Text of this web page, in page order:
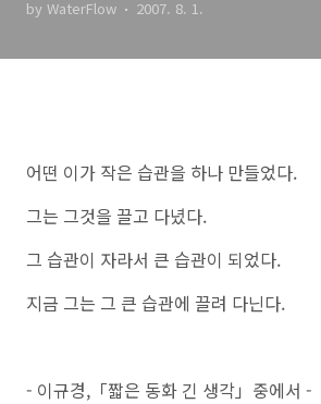
by WaterFlow 2007. 8. 1.
어떤 이가 작은 습관을 하나 만들었다.
그는 그것을 끌고 다녔다.
그 습관이 자라서 큰 습관이 되었다.
지금 그는 그 큰 습관에 끌려 다닌다.
- 이규경,「짧은 동화 긴 생각」중에서 -